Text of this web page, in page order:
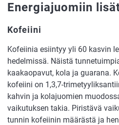
Energiajuomiin
Kofeiini
Kofeiinia esiintyy yli 60 kasvin
hedelmissä. Näistä
kaakaopavut, kola ja guarana.
kofeiini on 1,3,7-
kahvin ja kolajuomien
vaikutuksen takia. Piristävä
tunnin kofeiinin määrästä ja